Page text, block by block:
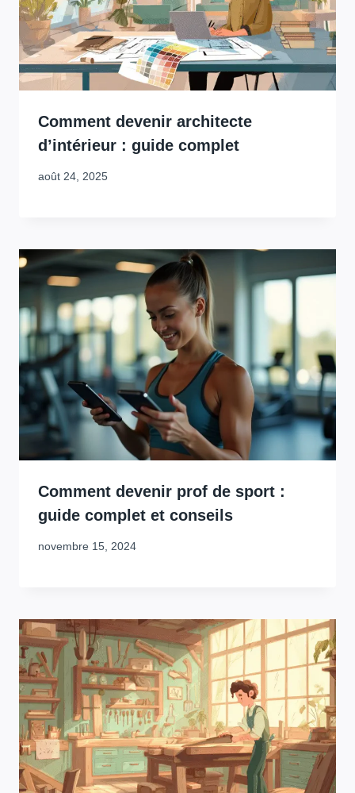
Comment devenir architecte
d’intérieur : guide complet
août 24, 2025
Comment devenir prof de sport :
guide complet et conseils
novembre 15, 2024